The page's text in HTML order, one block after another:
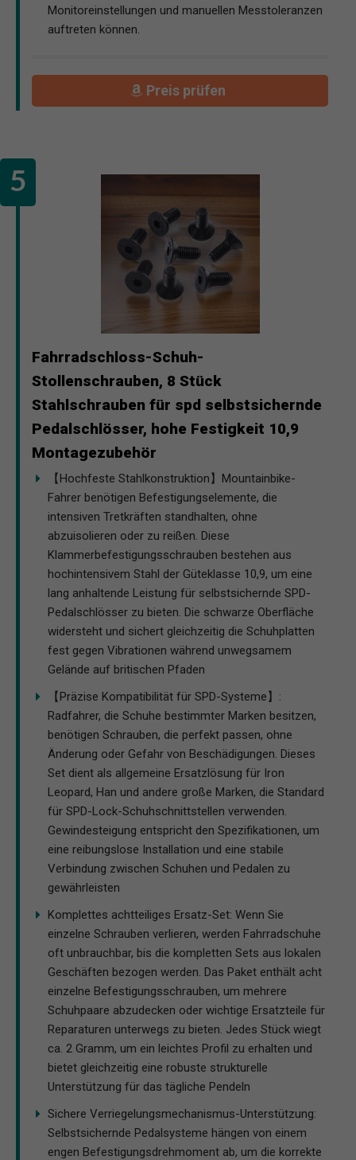
Monitoreinstellungen und manuellen Messtoleranzen
auftreten können.
Preis prüfen
Fahrradschloss-Schuh-
Stollenschrauben, 8 Stück
Stahlschrauben für spd selbstsichernde
Pedalschlösser, hohe Festigkeit 10,9
Montagezubehör
【Hochfeste Stahlkonstruktion】Mountainbike-
Fahrer benötigen Befestigungselemente, die
intensiven Tretkräften standhalten, ohne
abzuisolieren oder zu reißen. Diese
Klammerbefestigungsschrauben bestehen aus
hochintensivem Stahl der Güteklasse 10,9, um eine
lang anhaltende Leistung für selbstsichernde SPD-
Pedalschlösser zu bieten. Die schwarze Oberfläche
widersteht und sichert gleichzeitig die Schuhplatten
fest gegen Vibrationen während unwegsamem
Gelände auf britischen Pfaden
【Präzise Kompatibilität für SPD-Systeme】:
Radfahrer, die Schuhe bestimmter Marken besitzen,
benötigen Schrauben, die perfekt passen, ohne
Änderung oder Gefahr von Beschädigungen. Dieses
Set dient als allgemeine Ersatzlösung für Iron
Leopard, Han und andere große Marken, die Standard
für SPD-Lock-Schuhschnittstellen verwenden.
Gewindesteigung entspricht den Spezifikationen, um
eine reibungslose Installation und eine stabile
Verbindung zwischen Schuhen und Pedalen zu
gewährleisten
Komplettes achtteiliges Ersatz-Set: Wenn Sie
einzelne Schrauben verlieren, werden Fahrradschuhe
oft unbrauchbar, bis die kompletten Sets aus lokalen
Geschäften bezogen werden. Das Paket enthält acht
einzelne Befestigungsschrauben, um mehrere
Schuhpaare abzudecken oder wichtige Ersatzteile für
Reparaturen unterwegs zu bieten. Jedes Stück wiegt
ca. 2 Gramm, um ein leichtes Profil zu erhalten und
bietet gleichzeitig eine robuste strukturelle
Unterstützung für das tägliche Pendeln
Sichere Verriegelungsmechanismus-Unterstützung:
Selbstsichernde Pedalsysteme hängen von einem
engen Befestigungsdrehmoment ab, um die korrekte